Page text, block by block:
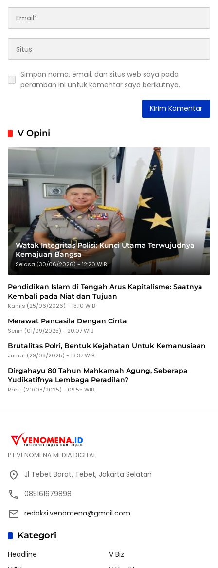
Simpan nama, email, dan situs web saya pada
peramban ini untuk komentar saya berikutnya.
V Opini
Watak Integritas Polisi: Kunci Utama Terwujudnya
Kemajuan Bangsa
Selasa (30/06/2026) - 12:20 WIB
Pendidikan Islam di Tengah Arus Kapitalisme: Saatnya
Kembali pada Niat dan Tujuan
Kamis (25/06/2026) - 13:10 WIB
Merawat Pancasila Dengan Cinta
Senin (01/09/2025) - 20:07 WIB
Brutalitas Polri, Bentuk Kejahatan Untuk Kemanusiaan
Jumat (29/08/2025) - 13:37 WIB
Dirgahayu 80 Tahun Mahkamah Agung, Seberapa
Yudikatifnya Lembaga Peradilan?
Rabu (20/08/2025) - 09:55 WIB
PT VENOMENA MEDIA DIGITAL
Jl Tebet Barat, Tebet, Jakarta Selatan
085161679898
redaksi.venomena@gmail.com
Kategori
Headline
V Biz